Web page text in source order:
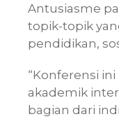
Antusiasme
topik-topik
pendidikan,
“Konferensi
akademik
bagian dari